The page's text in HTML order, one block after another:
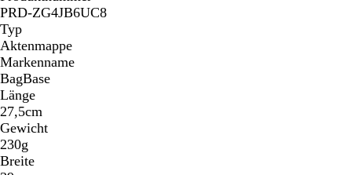
PRD-ZG4JB6UC8
Typ
Aktenmappe
Markenname
BagBase
Länge
27,5cm
Gewicht
230g
Breite